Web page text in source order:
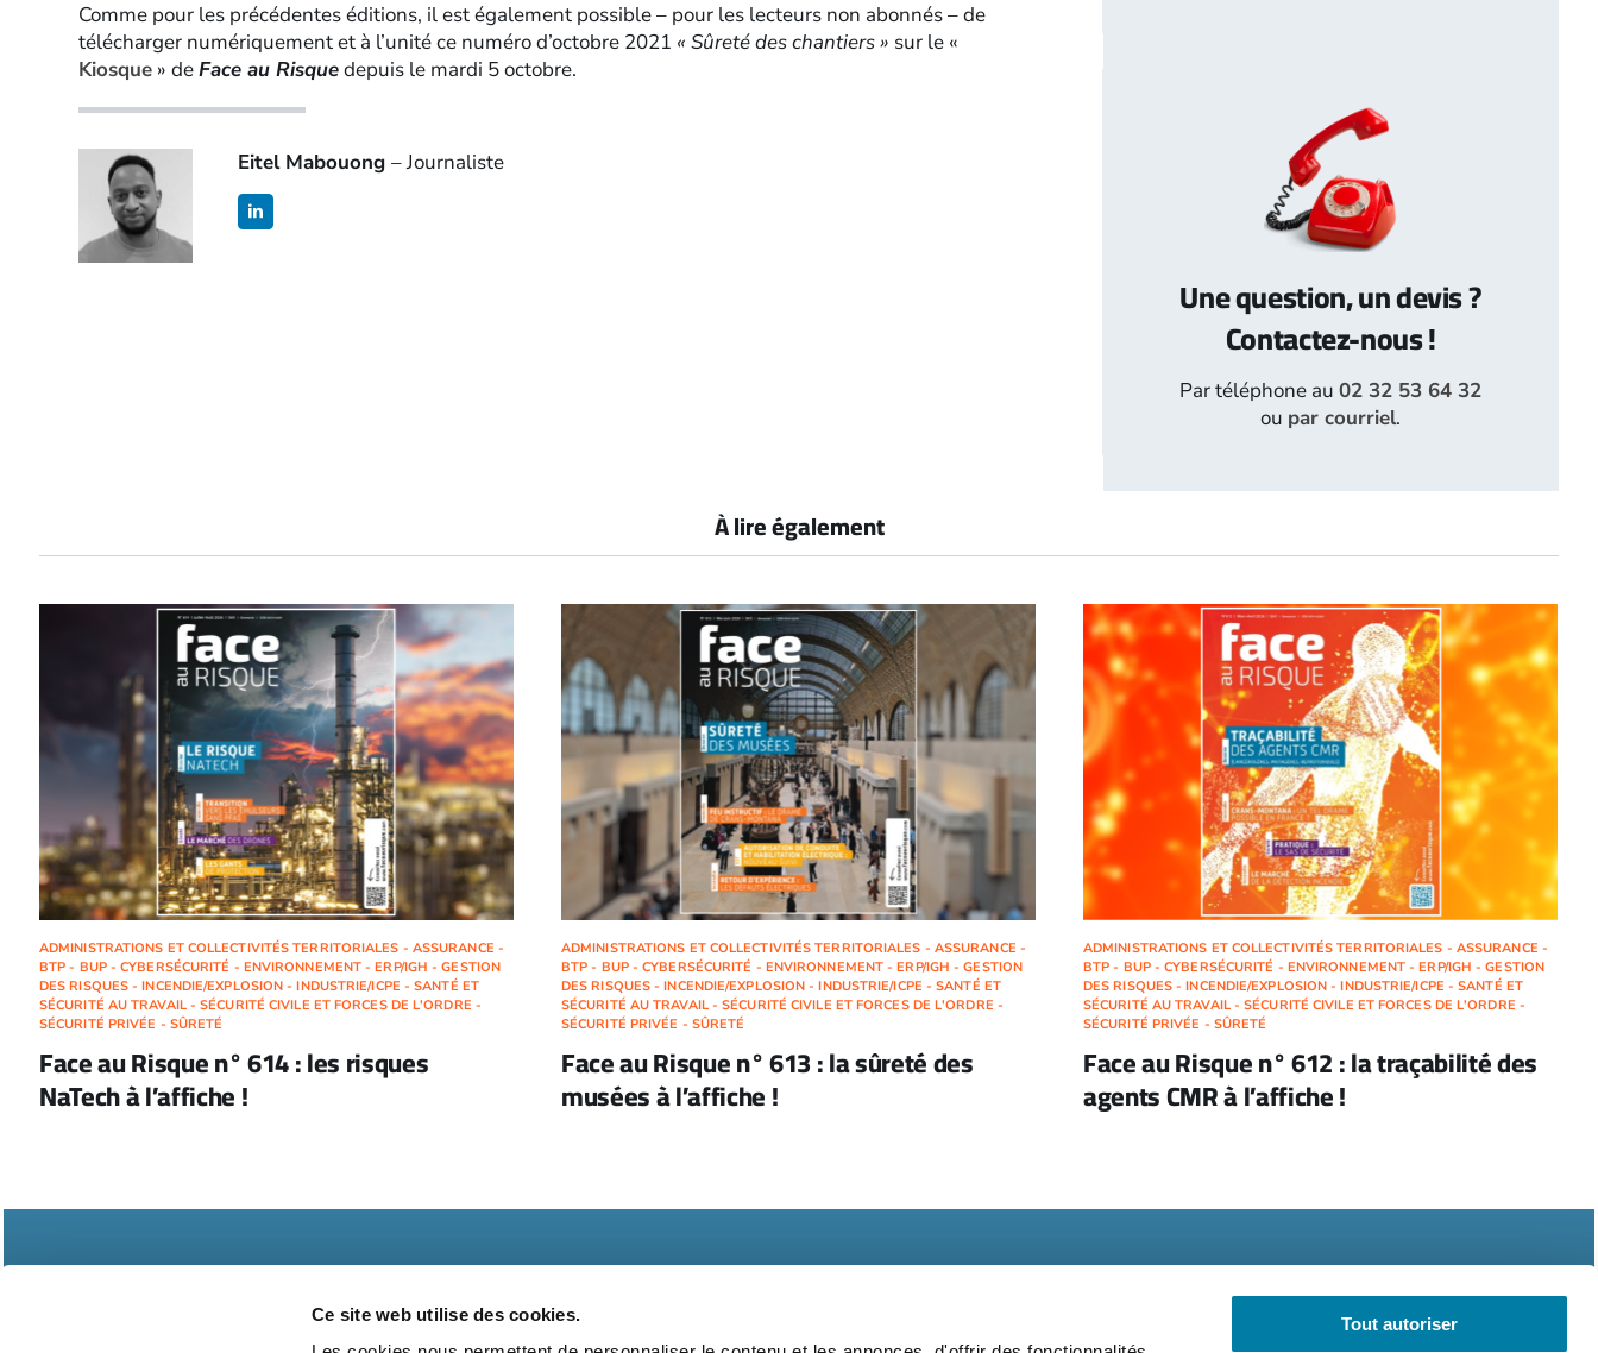
Ce site web utilise des cookies.
Tout autoriser
Comme pour les précédentes éditions, il est également possible – pour les lecteurs non abonnés – de
télécharger numériquement et à l’unité ce numéro d’octobre 2021 « Sûreté des chantiers » sur le «
Kiosque» deFace au Risquedepuis le mardi 5 octobre.
Eitel Mabouong – Journaliste
Une question, un devis ?
Contactez-nous !
Par téléphone au02 32 53 64 32
ou par courriel.
À lire également
ADMINISTRATIONS ET COLLECTIVITÉS TERRITORIALES - ASSURANCE -
BTP - BUP - CYBERSÉCURITÉ - ENVIRONNEMENT - ERP/IGH - GESTION
DES RISQUES - INCENDIE/EXPLOSION - INDUSTRIE/ICPE - SANTÉ ET
SÉCURITÉ AU TRAVAIL - SÉCURITÉ CIVILE ET FORCES DE L'ORDRE -
SÉCURITÉ PRIVÉE - SÛRETÉ
Face au Risque n° 614 : les risques
NaTech à l’affiche !
ADMINISTRATIONS ET COLLECTIVITÉS TERRITORIALES - ASSURANCE -
BTP - BUP - CYBERSÉCURITÉ - ENVIRONNEMENT - ERP/IGH - GESTION
DES RISQUES - INCENDIE/EXPLOSION - INDUSTRIE/ICPE - SANTÉ ET
SÉCURITÉ AU TRAVAIL - SÉCURITÉ CIVILE ET FORCES DE L'ORDRE -
SÉCURITÉ PRIVÉE - SÛRETÉ
Face au Risque n° 613 : la sûreté des
musées à l’affiche !
ADMINISTRATIONS ET COLLECTIVITÉS TERRITORIALES - ASSURANCE -
BTP - BUP - CYBERSÉCURITÉ - ENVIRONNEMENT - ERP/IGH - GESTION
DES RISQUES - INCENDIE/EXPLOSION - INDUSTRIE/ICPE - SANTÉ ET
SÉCURITÉ AU TRAVAIL - SÉCURITÉ CIVILE ET FORCES DE L'ORDRE -
SÉCURITÉ PRIVÉE - SÛRETÉ
Face au Risque n° 612 : la traçabilité des
agents CMR à l’affiche !